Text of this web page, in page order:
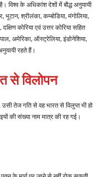
विश्व के अधिकांश देशों में बौद्ध अनुयायी
भूटान, श्रीलंका, कम्बोडिया, मंगोलिया,
कोरिया एवं उत्तर कोरिया सहित
अमेरिका, ऑस्ट्रेलिया, इंडोनेशिया,
रहते हैं।
से विलोपन
तेज गति से वह भारत से विलुप्त भी हो
की संख्या नाम मात्र की रह गई।